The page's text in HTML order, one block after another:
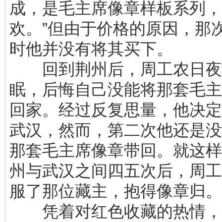
成，是毛主席像章样板系列
欢。”但由于价格的原因，那
时他并没有将其买下。
回到荆州后，周工农日夜
眠，后悔自己没能将那套毛
回家。经过反复思量，他决
武汉，然而，第二次他还是
那套毛主席像章带回。就这
州与武汉之间四五次后，周
服了那位藏主，抱得像章归。
凭着对红色收藏的热情，